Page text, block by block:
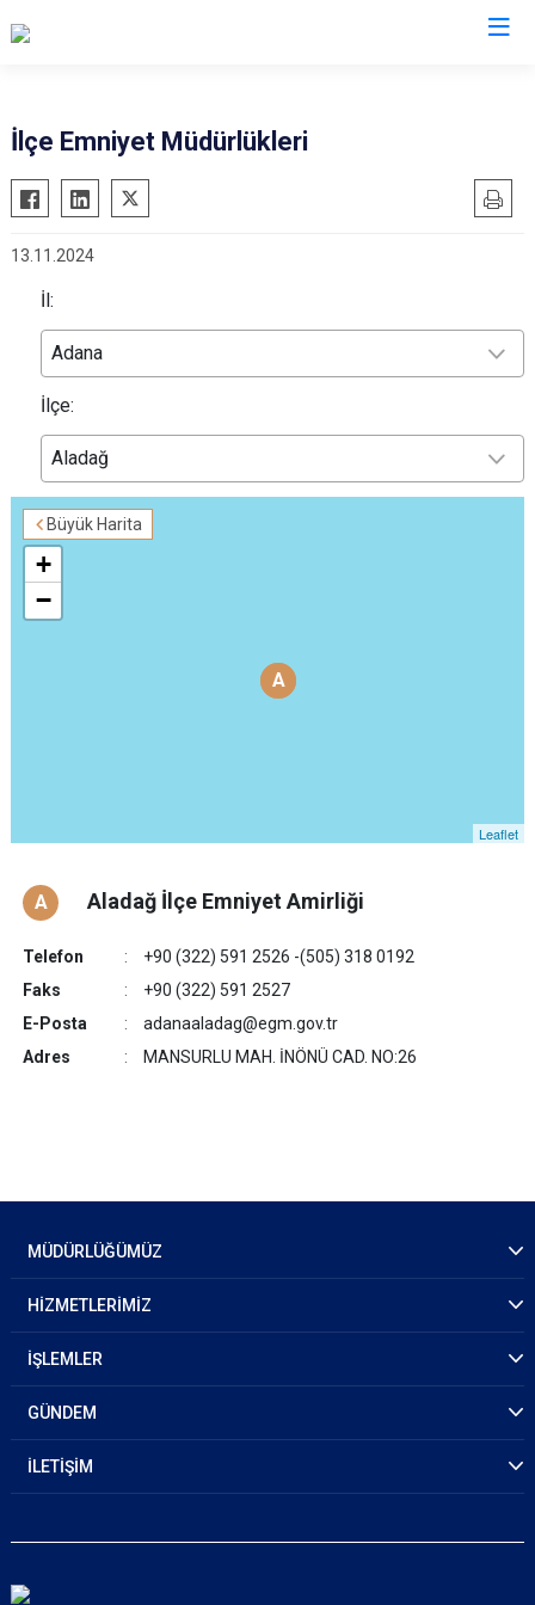
İlçe Emniyet Müdürlükleri
13.11.2024
İl:
Adana
İlçe:
Aladağ
Büyük Harita
A
A
+
−
Leaflet
A Aladağ İlçe Emniyet Amirliği
Telefon
+90 (322) 591 2526 -(505) 318 0192
Faks
+90 (322) 591 2527
E-Posta
adanaaladag@egm.gov.tr
Adres
MANSURLU MAH. İNÖNÜ CAD. NO:26
MÜDÜRLÜĞÜMÜZ
HİZMETLERİMİZ
İŞLEMLER
GÜNDEM
İLETİŞİM